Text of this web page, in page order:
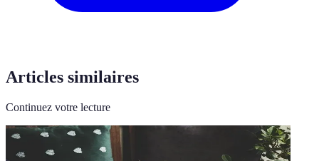
Articles similaires
Continuez votre lecture